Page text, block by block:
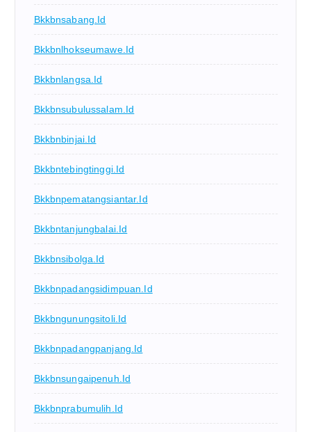
Bkkbnsabang.id
Bkkbnlhokseumawe.id
Bkkbnlangsa.id
Bkkbnsubulussalam.id
Bkkbnbinjai.id
Bkkbntebingtinggi.id
Bkkbnpematangsiantar.id
Bkkbntanjungbalai.id
Bkkbnsibolga.id
Bkkbnpadangsidimpuan.id
Bkkbngunungsitoli.id
Bkkbnpadangpanjang.id
Bkkbnsungaipenuh.id
Bkkbnprabumulih.id